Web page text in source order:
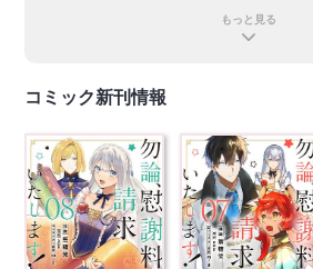
もっと見る
コミック新刊情報